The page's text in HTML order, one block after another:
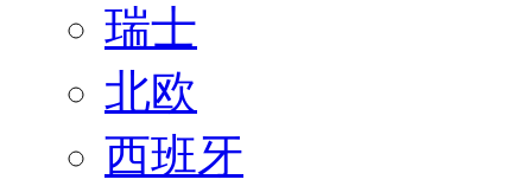
瑞士
北欧
西班牙